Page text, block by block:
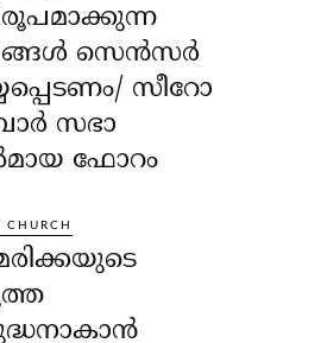
സെൻസർ
സീറോ
സഭാ
ഫോറം
CHURCH